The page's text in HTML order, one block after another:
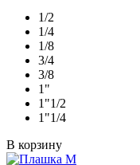
1/2
1/4
1/8
3/4
3/8
1"
1"1/2
1"1/4
В корзину